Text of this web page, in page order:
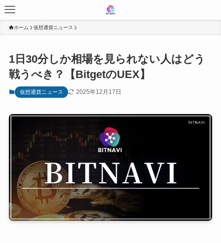
ホーム 仮想通貨ニュース
1日30分しか相場を見られない人はどう
戦うべき？【BitgetのUEX】
仮想通貨ニュース 2025年12月17日